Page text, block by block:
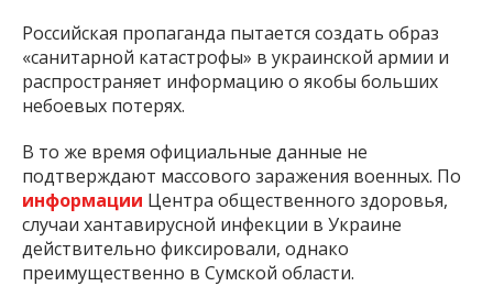
Российская пропаганда пытается создать образ
«санитарной катастрофы» в украинской армии и
распространяет информацию о якобы больших
небоевых потерях.
В то же время официальные данные не
подтверждают массового заражения военных. По
информации Центра общественного здоровья,
случаи хантавирусной инфекции в Украине
действительно фиксировали, однако
преимущественно в Сумской области.